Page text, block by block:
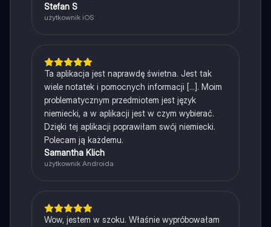
Stefan S
użytkownik iOS
Ta aplikacja jest naprawdę świetna. Jest tak
wiele notatek i pomocnych informacji [...]. Moim
problematycznym przedmiotem jest język
niemiecki, a w aplikacji jest w czym wybierać.
Dzięki tej aplikacji poprawiłam swój niemiecki.
Polecam ją każdemu.
Samantha Klich
użytkownik Androida
Wow, jestem w szoku. Właśnie wypróbowałam